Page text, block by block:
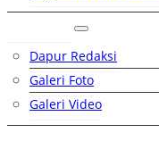
Dapur Redaksi
Galeri Foto
Galeri Video